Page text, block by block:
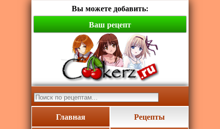
Вы можете добавить:
Ваш рецепт
Главная
Рецепты